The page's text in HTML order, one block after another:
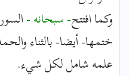
وكما افتتح- سبحانه -
ختمها- أيضا- بالثناء
علمه شامل لكل شيء.